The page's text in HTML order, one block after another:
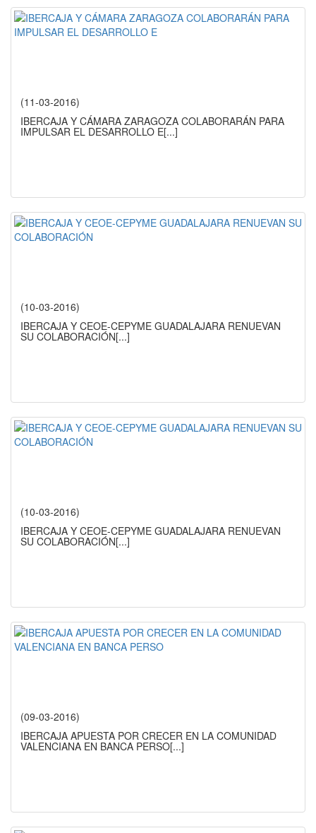
(11-03-2016)
IBERCAJA Y CÁMARA ZARAGOZA COLABORARÁN PARA
IMPULSAR EL DESARROLLO E[...]
(10-03-2016)
IBERCAJA Y CEOE-CEPYME GUADALAJARA RENUEVAN
SU COLABORACIÓN[...]
(10-03-2016)
IBERCAJA Y CEOE-CEPYME GUADALAJARA RENUEVAN
SU COLABORACIÓN[...]
(09-03-2016)
IBERCAJA APUESTA POR CRECER EN LA COMUNIDAD
VALENCIANA EN BANCA PERSO[...]